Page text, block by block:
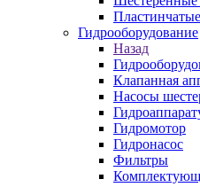
Гидрооборудование
Назад
Клапанная
Насосы
Гидромотор
Гидронасос
Фильтры